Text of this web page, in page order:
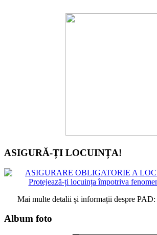
ASIGURĂ-ȚI LOCUINȚA!
Mai multe detalii și informații despre PAD:
Album foto